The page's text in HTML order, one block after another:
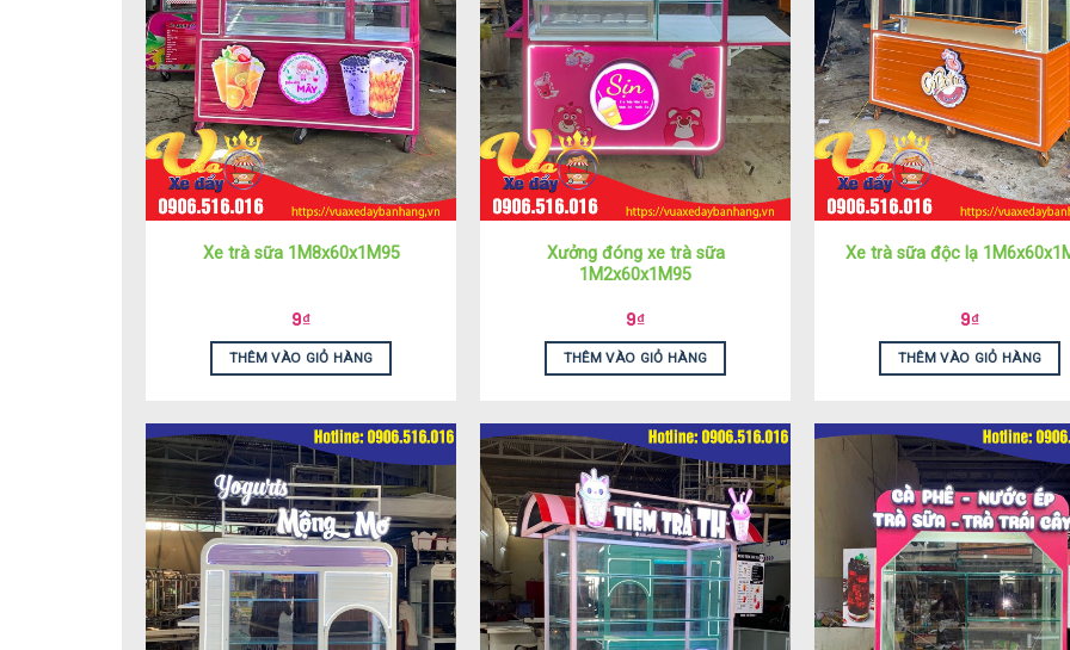
Xe trà sữa 1M8x60x1M95
9₫
THÊM VÀO GIỎ HÀNG
Xưởng đóng xe trà sữa
1M2x60x1M95
9₫
THÊM VÀO GIỎ HÀNG
Xe trà sữa độc lạ
9₫
THÊM VÀO GIỎ HÀNG